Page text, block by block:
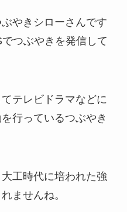
やきシローさんです
つぶやきを発信して
テレビドラマなどに
行っているつぶやき
工時代に培われた強
ませんね。